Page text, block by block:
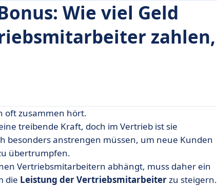
Wie viel Geld
zahlen,
verschiedenen Vergütungsarten
festgelegt?
berechnet?
oft zusammen hört.
treibende Kraft, doch im Vertrieb ist sie
besonders anstrengen müssen, um neue Kunden
übertrumpfen.
Vertriebsmitarbeitern abhängt, muss daher ein
die Leistung der Vertriebsmitarbeiterzu steigern.